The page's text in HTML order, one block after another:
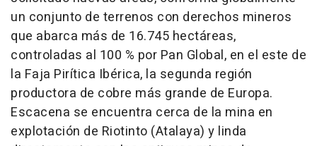
un conjunto de terrenos con derechos mineros
que abarca más de 16.745 hectáreas,
controladas al 100 % por Pan Global, en el este de
la Faja Pirítica Ibérica, la segunda región
productora de cobre más grande de Europa.
Escacena se encuentra cerca de la mina en
explotación de Riotinto (Atalaya) y linda